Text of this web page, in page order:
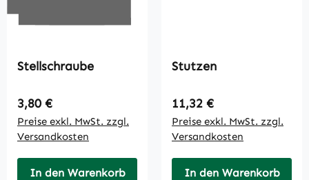
Stellschraube
Regulärer Preis:
3,80 €
Preise exkl. MwSt. zzgl.
Versandkosten
In den Warenkorb
Stutzen
Regulärer Preis:
11,32 €
Preise exkl. MwSt. zzgl.
Versandkosten
In den Warenkorb